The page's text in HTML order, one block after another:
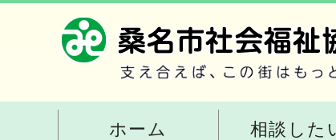
ホーム 相談した